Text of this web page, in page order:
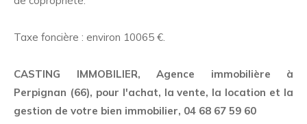
Taxe foncière : environ 10065 €.
CASTING IMMOBILIER, Agence immobilière à
Perpignan (66), pour l'achat, la vente, la location et la
gestion de votre bien immobilier, 04 68 67 59 60